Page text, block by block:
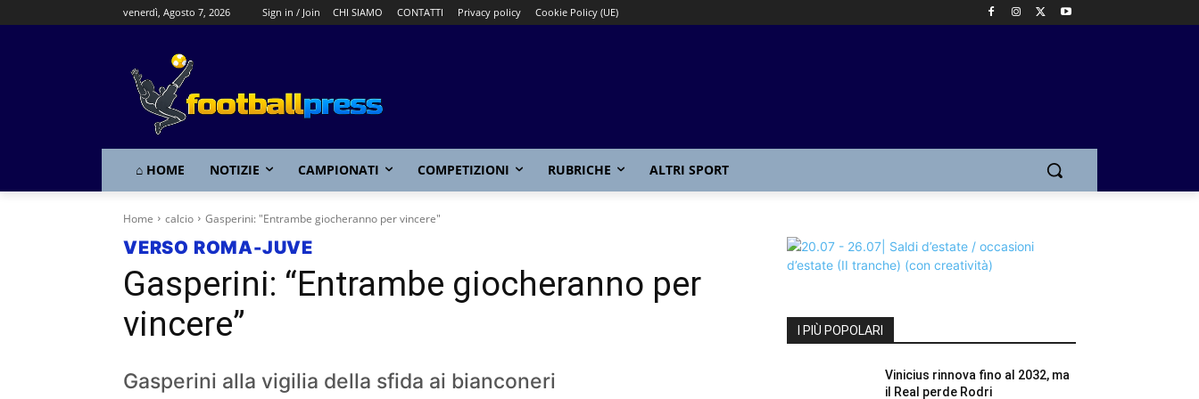
venerdì, Agosto 7, 2026 Sign in / Join CHI SIAMO CONTATTI Privacy policy Cookie Policy (UE)
⌂ HOME NOTIZIE CAMPIONATI COMPETIZIONI RUBRICHE ALTRI SPORT
Home calcio Gasperini: "Entrambe giocheranno per vincere"
VERSO ROMA-JUVE
Gasperini: “Entrambe giocheranno per
vincere”
Gasperini alla vigilia della sfida ai bianconeri
I PIÙ POPOLARI
Vinicius rinnova fino al 2032, ma
il Real perde Rodri